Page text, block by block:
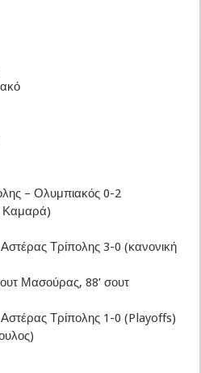
– Ολυμπιακός 0-2
Καμαρά)
Τρίπολης 3-0 (κανονική
Μασούρας, 88’ σουτ
Τρίπολης 1-0 (Playoffs)